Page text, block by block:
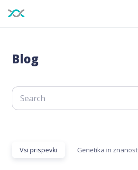
Blog
Vsi prispevki Genetika in znanost